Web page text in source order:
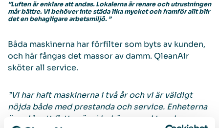
”Luften är enklare att andas. Lokalerna är renare och utrustningen
mår bättre. Vi behöver inte städa lika mycket och framför allt blir
det en behagligare arbetsmiljö. ”
Båda maskinerna har förfilter som byts av kunden,
och här fångas det massor av damm. QleanAir
sköter all service.
”Vi har haft maskinerna i två år och vi är väldigt
nöjda både med prestanda och service. Enheterna
är enkla att flytta när vi behöver punktmarkera en